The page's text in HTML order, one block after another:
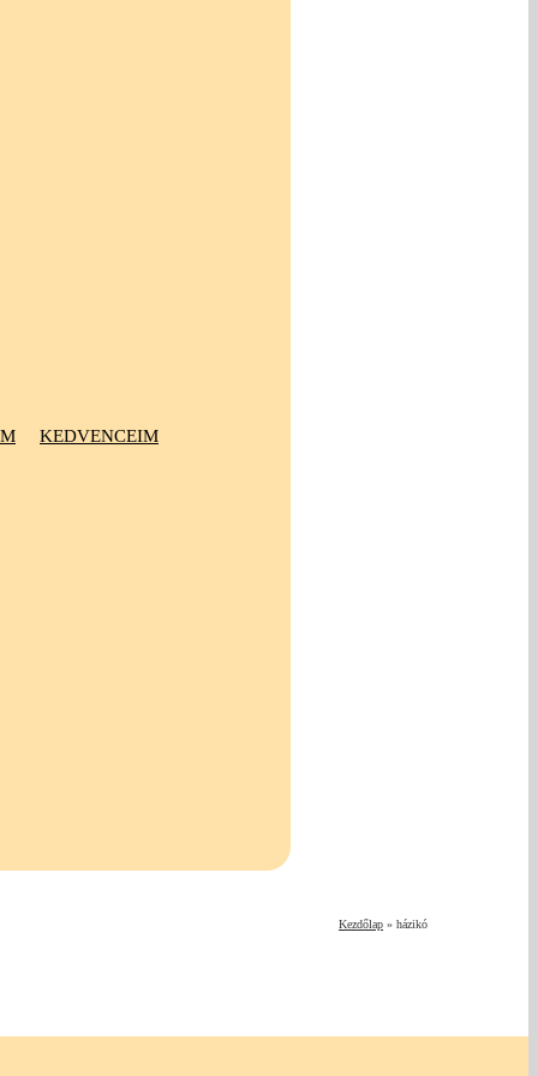
KEDVENCEIM
Kezdőlap » házikó